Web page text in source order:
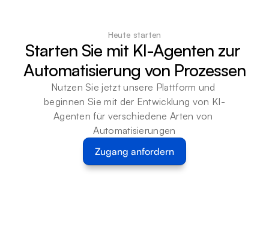
Heute starten
Starten Sie mit KI-Agenten zur
Automatisierung von Prozessen
Nutzen Sie jetzt unsere Plattform und
beginnen Sie mit der Entwicklung von KI-
Agenten für verschiedene Arten von
Automatisierungen
Zugang anfordern